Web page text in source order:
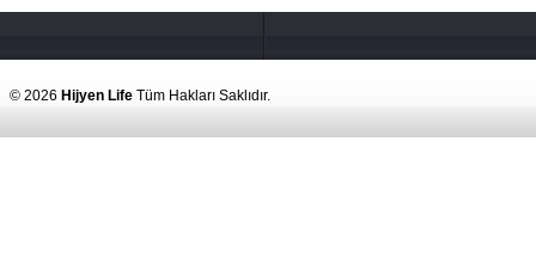
© 2026 Hijyen Life Tüm Hakları Saklıdır.